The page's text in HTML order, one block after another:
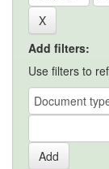
Add filters:
Use filters to